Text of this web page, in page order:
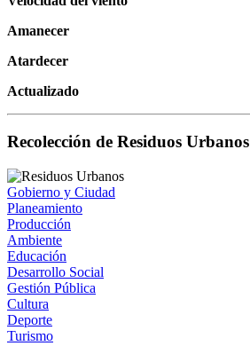
Amanecer
Atardecer
Actualizado
Recolección de Residuos Urbanos
Gobierno y Ciudad
Planeamiento
Producción
Ambiente
Educación
Desarrollo Social
Gestión Pública
Cultura
Deporte
Turismo